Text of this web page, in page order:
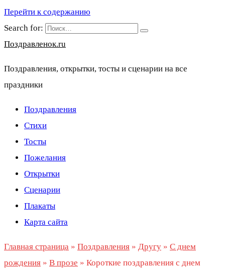
Перейти к содержанию
Search for:
Поздравленок.ru
Поздравления, открытки, тосты и сценарии на все
праздники
Поздравления
Стихи
Тосты
Пожелания
Открытки
Сценарии
Плакаты
Карта сайта
Главная страница » Поздравления » Другу » С днем
рождения » В прозе » Короткие поздравления с днем